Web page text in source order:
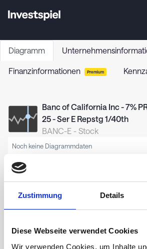
Zustimmung Details
Diese Webseite verwendet Cookies
Wir verwenden Cookies, um Inhalte
Diagramm
Finanzinformationen Premium
Banc of California Inc - 7%
25 - Ser E Repstg 1/40th
BANC-E - Stock
Noch keine Diagrammdaten